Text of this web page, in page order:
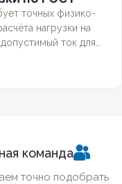
точных физико-
нагрузки на
ток для
с изоляцией из
команда
точно подобрать